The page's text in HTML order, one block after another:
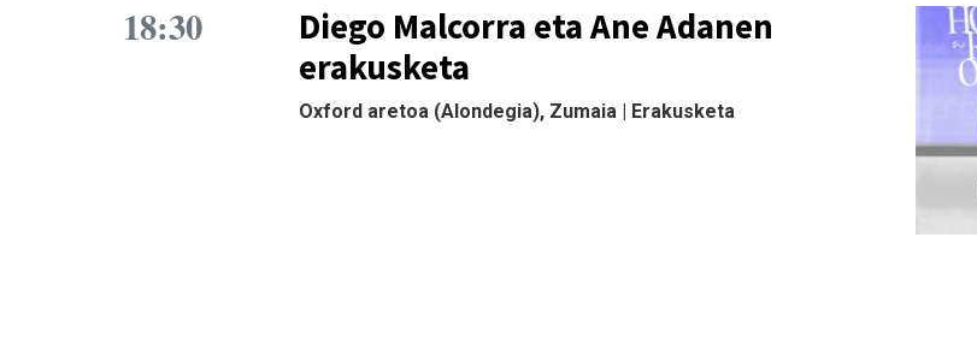
18:30
Diego Malcorra eta Ane Adanen
erakusketa
Oxford aretoa (Alondegia), Zumaia | Erakusketa